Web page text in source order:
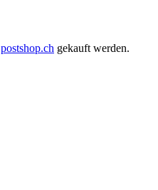
postshop.ch gekauft werden.